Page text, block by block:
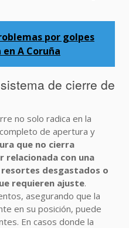
por golpes
A Coruña
de cierre de
no solo radica en la
de apertura y
que no cierra
con una
desgastados o
requieren ajuste.
asegurando que la
en su posición, puede
En casos donde la